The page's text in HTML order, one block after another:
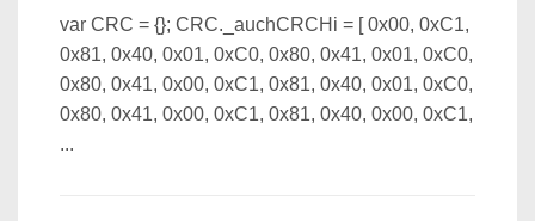
var CRC = {}; CRC._auchCRCHi = [ 0x00, 0xC1,
0x81, 0x40, 0x01, 0xC0, 0x80, 0x41, 0x01, 0xC0,
0x80, 0x41, 0x00, 0xC1, 0x81, 0x40, 0x01, 0xC0,
0x80, 0x41, 0x00, 0xC1, 0x81, 0x40, 0x00, 0xC1,
...